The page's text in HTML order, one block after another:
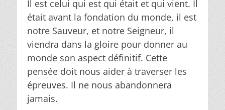
Il est celui qui est qui était et qui vient. Il
était avant la fondation du monde, il est
notre Sauveur, et notre Seigneur, il
viendra dans la gloire pour donner au
monde son aspect définitif. Cette
pensée doit nous aider à traverser les
épreuves. Il ne nous abandonnera
jamais.